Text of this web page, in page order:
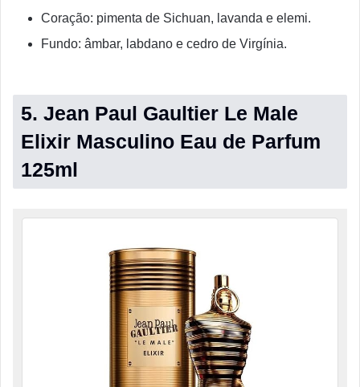
Coração: pimenta de Sichuan, lavanda e elemi.
Fundo: âmbar, labdano e cedro de Virgínia.
5. Jean Paul Gaultier Le Male
Elixir Masculino Eau de Parfum
125ml